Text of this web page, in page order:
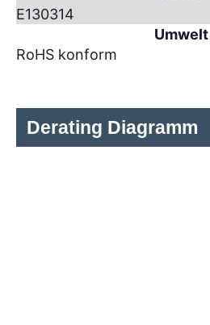
E130314
Umwelt
RoHS konform
Derating Diagramm